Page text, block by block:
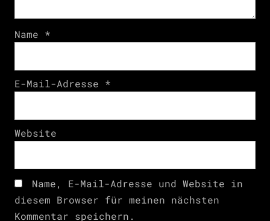
Name *
E-Mail-Adresse *
Website
Name, E-Mail-Adresse und Website in
diesem Browser für meinen nächsten
Kommentar speichern.